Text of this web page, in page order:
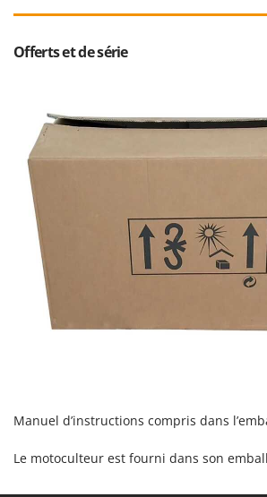
Offerts et de série
Manuel d’instructions compris dans
Le motoculteur est fourni dans son